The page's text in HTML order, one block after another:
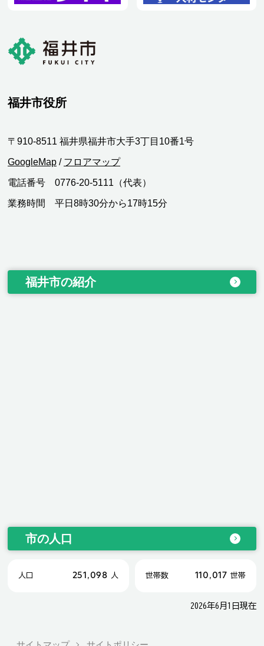
福井市役所
〒910-8511 福井県福井市大手3丁目10番1号
GoogleMap / フロアマップ
電話番号 0776-20-5111（代表）
業務時間 平日8時30分から17時15分
福井市の紹介
市の人口
人口 251,098 人 世帯数 110,017 世帯
2026年6月1日現在